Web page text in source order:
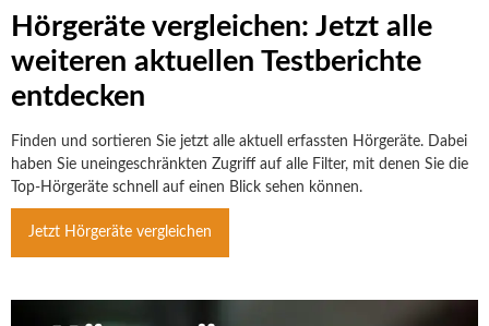
Hörgeräte vergleichen: Jetzt alle
weiteren aktuellen Testberichte
entdecken
Finden und sortieren Sie jetzt alle aktuell erfassten Hörgeräte. Dabei
haben Sie uneingeschränkten Zugriff auf alle Filter, mit denen Sie die
Top-Hörgeräte schnell auf einen Blick sehen können.
Jetzt Hörgeräte vergleichen